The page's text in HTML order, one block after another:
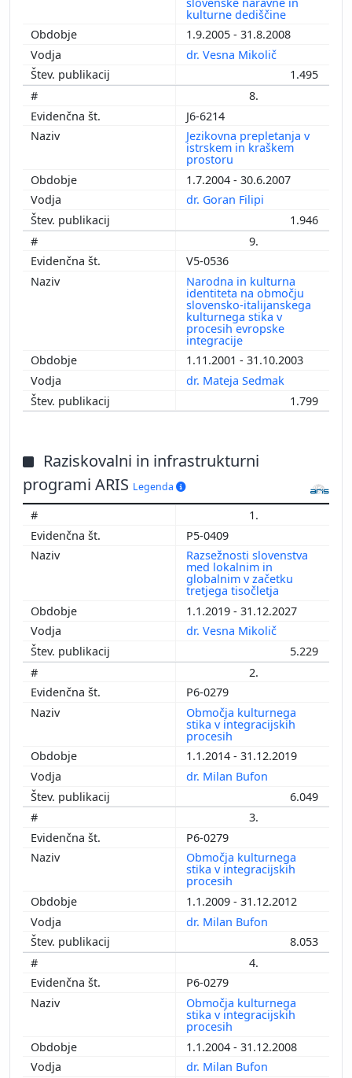
kulturne dediščine
1.9.2005 - 31.8.2008
dr. Vesna Mikolič
1.495
8.
J6-6214
Jezikovna prepletanja v
istrskem in kraškem
prostoru
1.7.2004 - 30.6.2007
dr. Goran Filipi
1.946
9.
V5-0536
Narodna in kulturna
identiteta na območju
slovensko-italijanskega
kulturnega stika v
procesih evropske
integracije
1.11.2001 - 31.10.2003
dr. Mateja Sedmak
1.799
Raziskovalni in infrastrukturni
programi ARIS Legenda
1.
P5-0409
Razsežnosti slovenstva
med lokalnim in
globalnim v začetku
tretjega tisočletja
1.1.2019 - 31.12.2027
dr. Vesna Mikolič
5.229
2.
P6-0279
Območja kulturnega
stika v integracijskih
procesih
1.1.2014 - 31.12.2019
dr. Milan Bufon
6.049
3.
P6-0279
Območja kulturnega
stika v integracijskih
procesih
1.1.2009 - 31.12.2012
dr. Milan Bufon
8.053
4.
P6-0279
Območja kulturnega
stika v integracijskih
procesih
1.1.2004 - 31.12.2008
dr. Milan Bufon